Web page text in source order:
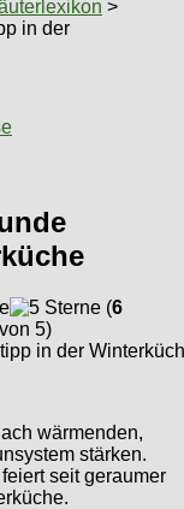
>
in der
(6
5)
wärmenden,
stärken.
seit geraumer